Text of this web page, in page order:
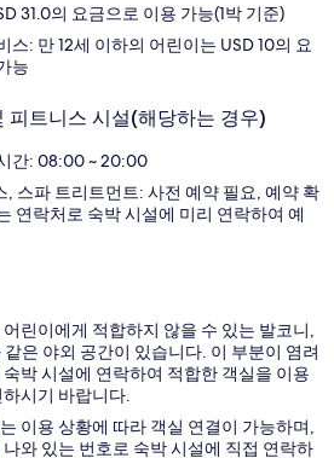
31.0의 요금으로 이용 가능(1박 기준)
스: 만 12세 이하의 어린이는 USD 10의 요
능
피트니스 시설(해당하는 경우)
간: 08:00 ~ 20:00
, 스파 트리트먼트: 사전 예약 필요, 예약 확
연락처로 숙박 시설에 미리 연락하여 예
린이에게 적합하지 않을 수 있는 발코니,
은 야외 공간이 있습니다. 이 부분이 염려
박 시설에 연락하여 적합한 객실을 이용
시기 바랍니다.
이용 상황에 따라 객실 연결이 가능하며,
와 있는 번호로 숙박 시설에 직접 연락하